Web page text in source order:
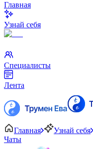
Главная
Узнай себя
Специалисты
Лента
Главная
Узнай себя
Чаты